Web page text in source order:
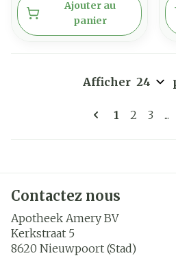
Ajouter au
panier
Vous lisez
1 Page
2 Page
3 ...
Afficher
Contactez nous
Apotheek Amery BV
Kerkstraat 5
8620 Nieuwpoort (Stad)